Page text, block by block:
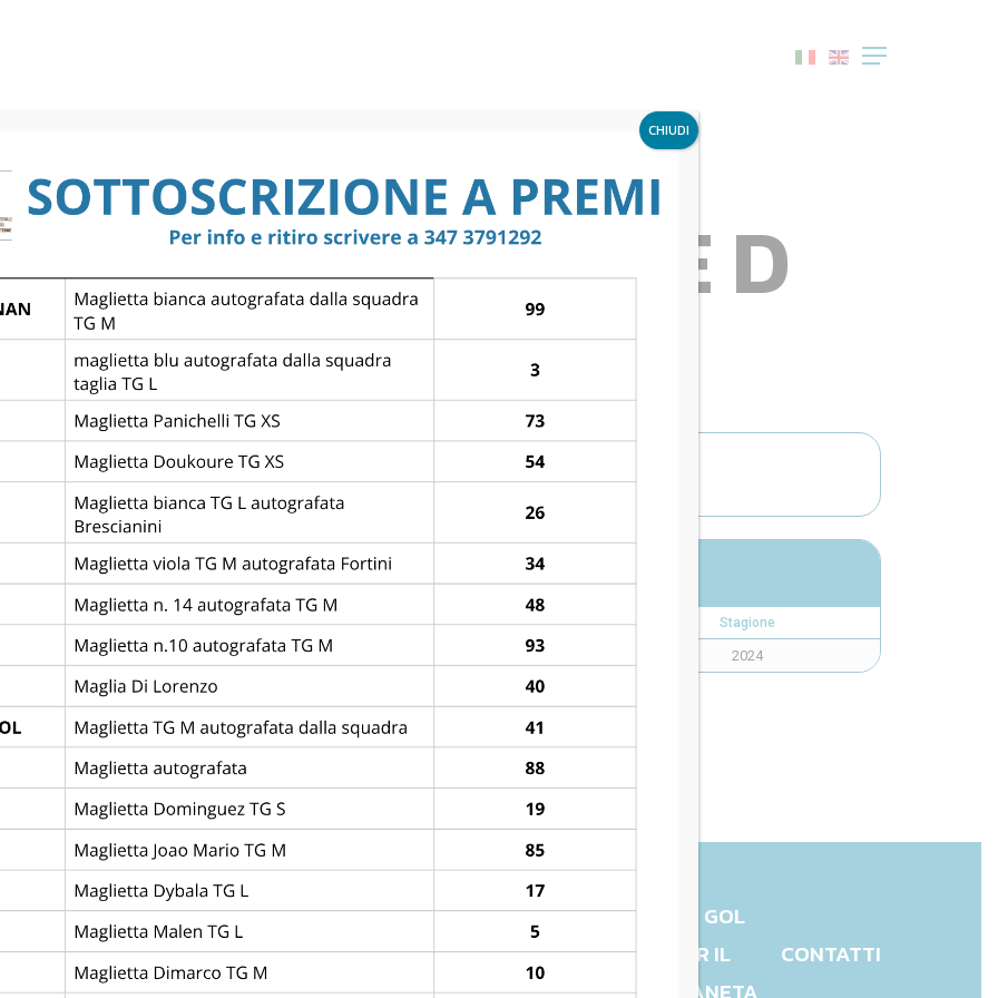
Menu
C — 4^ GIRONE D
C — 4^ GIRONE D
League Stagione
Abano Football Trophy 2024
STORIA EDIZIONI REGOLAMENTO CHARITY
UN GOL
PER IL
CONTATTI
CHIUDI